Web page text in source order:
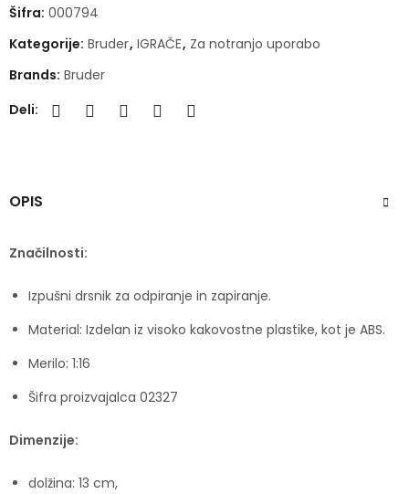
Šifra: 000794
Kategorije: Bruder, IGRAČE, Za notranjo uporabo
Brands: Bruder
Deli:
OPIS
Značilnosti:
Izpušni drsnik za odpiranje in zapiranje.
Material: Izdelan iz visoko kakovostne plastike, kot je ABS.
Merilo: 1:16
Šifra proizvajalca 02327
Dimenzije:
dolžina: 13 cm,